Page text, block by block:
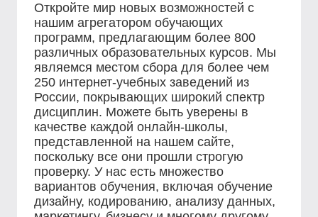
Откройте мир новых возможностей с
нашим агрегатором обучающих
программ, предлагающим более 800
различных образовательных курсов. Мы
являемся местом сбора для более чем
250 интернет-учебных заведений из
России, покрывающих широкий спектр
дисциплин. Можете быть уверены в
качестве каждой онлайн-школы,
представленной на нашем сайте,
поскольку все они прошли строгую
проверку. У нас есть множество
вариантов обучения, включая обучение
дизайну, кодированию, анализу данных,